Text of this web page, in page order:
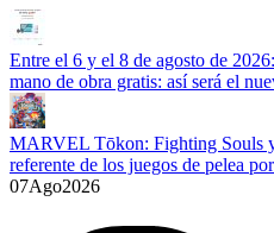
Entre el 6 y el 8 de agosto de
mano de obra gratis: así será el
MARVEL Tōkon: Fighting Souls
referente de los juegos de pelea
07Ago2026